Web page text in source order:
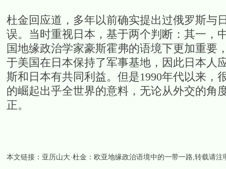
杜金回应道，多年以前确实提出过俄罗斯与
误。当时重视日本，基于两个判断：其一，
国地缘政治学家豪斯霍弗的语境下更加重要
于美国在日本保持了军事基地，因此日本人
斯和日本有共同利益。但是1990年代以来，
的崛起出乎全世界的意料，无论从外交的角
正。
本文链接： 亚历山大·杜金：欧亚地缘政治语境中的一带一路,转载请注